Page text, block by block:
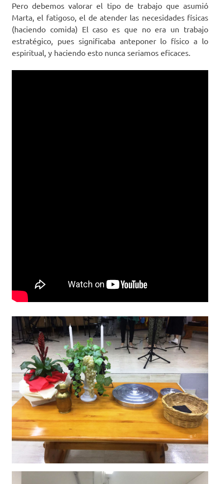
Pero debemos valorar el tipo de trabajo que asumió
Marta, el fatigoso, el de atender las necesidades físicas
(haciendo comida) El caso es que no era un trabajo
estratégico, pues significaba anteponer lo físico a lo
espiritual, y haciendo esto nunca seriamos eficaces.